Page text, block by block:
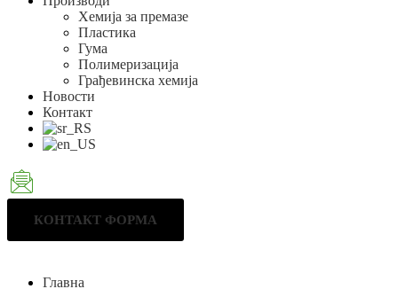
Хемија за премазе
Пластика
Гума
Полимеризација
Грађевинска хемија
Новости
Контакт
КОНТАКТ ФОРМА
Главна